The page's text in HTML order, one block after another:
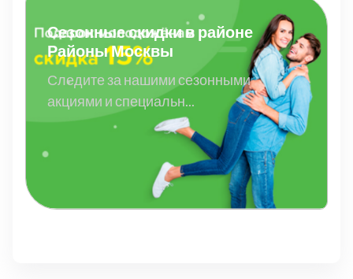
Сезонные скидки в районе
Районы Москвы
Следите за нашими сезонными
акциями и специальн...